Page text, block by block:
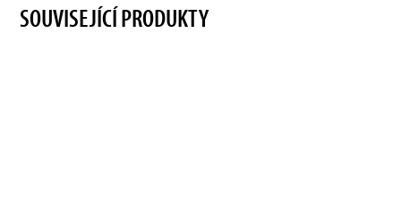
SOUVISEJÍCÍ PRODUKTY